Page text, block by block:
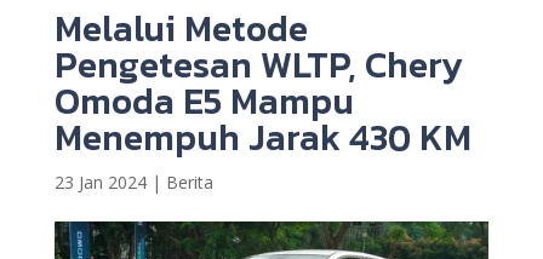
Melalui Metode
Pengetesan WLTP, Chery
Omoda E5 Mampu
Menempuh Jarak 430 KM
23 Jan 2024| Berita